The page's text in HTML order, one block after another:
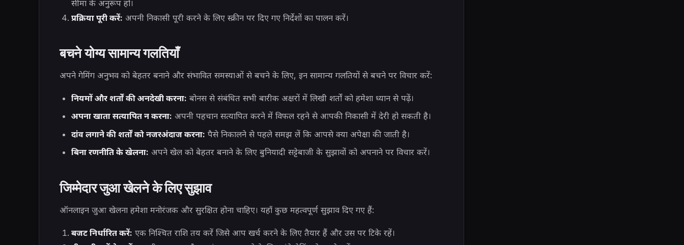
सीमा के अनुरूप हो।
प्रक्रिया पूरी करें: अपनी निकासी पूरी करने के लिए स्क्रीन पर दिए गए निर्देशों का पालन करें।
बचने योग्य सामान्य गलतियाँ
अपने गेमिंग अनुभव को बेहतर बनाने और संभावित समस्याओं से बचने के लिए, इन सामान्य गलतियों से बचने पर विचार करें:
नियमों और शर्तों की अनदेखी करना: बोनस से संबंधित सभी बारीक अक्षरों में लिखी शर्तों को हमेशा ध्यान से पढ़ें।
अपना खाता सत्यापित न करना: अपनी पहचान सत्यापित करने में विफल रहने से आपकी निकासी में देरी हो सकती है।
दांव लगाने की शर्तों को नजरअंदाज करना: पैसे निकालने से पहले समझ लें कि आपसे क्या अपेक्षा की जाती है।
बिना रणनीति के खेलना: अपने खेल को बेहतर बनाने के लिए बुनियादी सट्टेबाजी के सुझावों को अपनाने पर विचार करें।
जिम्मेदार जुआ खेलने के लिए सुझाव
ऑनलाइन जुआ खेलना हमेशा मनोरंजक और सुरक्षित होना चाहिए। यहाँ कुछ महत्वपूर्ण सुझाव दिए गए हैं:
बजट निर्धारित करें: एक निश्चित राशि तय करें जिसे आप खर्च करने के लिए तैयार हैं और उस पर टिके रहें।